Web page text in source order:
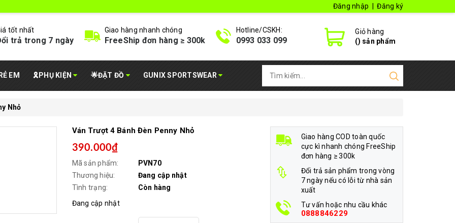
Đăng nhập Đăng ký
tốt nhất
trả trong 7 ngày
Giao hàng nhanh chóng
FreeShip đơn hàng ≥ 300k
Hotline/CSKH:
0993 033 099
Giỏ hàng
() sản phẩm
EM 🎗️PHỤ KIỆN 🌟ĐẶT ĐỒ GUNIX SPORTSWEAR
Nhỏ
Ván Trượt 4 Bánh Đèn Penny Nhỏ
390.000₫
Mã sản phẩm:
PVN70
Thương hiệu:
Đang cập nhật
Tình trạng:
Còn hàng
Đang cập nhật
Giao hàng COD toàn quốc
cực kì nhanh chóng FreeShip
đơn hàng ≥ 300k
Đổi trả sản phẩm trong vòng
7 ngày nếu có lỗi từ nhà sản
xuất
Tư vấn hoặc nhu cầu khác
0888846229